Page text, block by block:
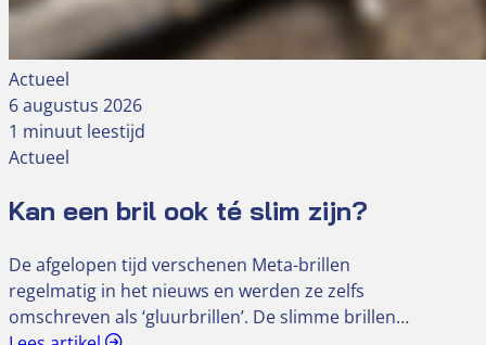
Actueel
6 augustus 2026
1 minuut leestijd
Actueel
Kan een bril ook té slim zijn?
De afgelopen tijd verschenen Meta-brillen
regelmatig in het nieuws en werden ze zelfs
omschreven als ‘gluurbrillen’. De slimme brillen…